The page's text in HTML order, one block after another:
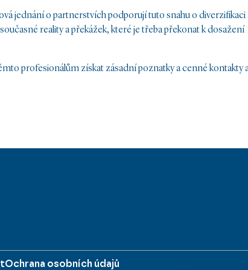
jednání o partnerstvích podporují tuto snahu o diverzifikaci
reality a překážek, které je třeba překonat k dosažení
profesionálům získat zásadní poznatky a cenné kontakty
Ochrana osobních údajů